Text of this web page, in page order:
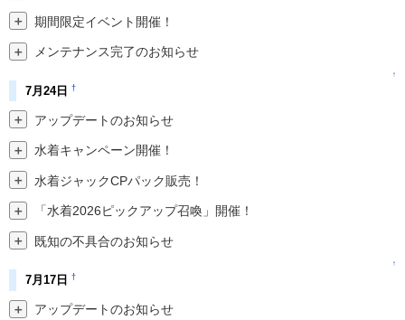
＋ 期間限定イベント開催！
＋ メンテナンス完了のお知らせ
↑
7月24日 †
＋ アップデートのお知らせ
＋ 水着キャンペーン開催！
＋ 水着ジャックCPパック販売！
＋ 「水着2026ピックアップ召喚」開催！
＋ 既知の不具合のお知らせ
↑
7月17日 †
＋ アップデートのお知らせ